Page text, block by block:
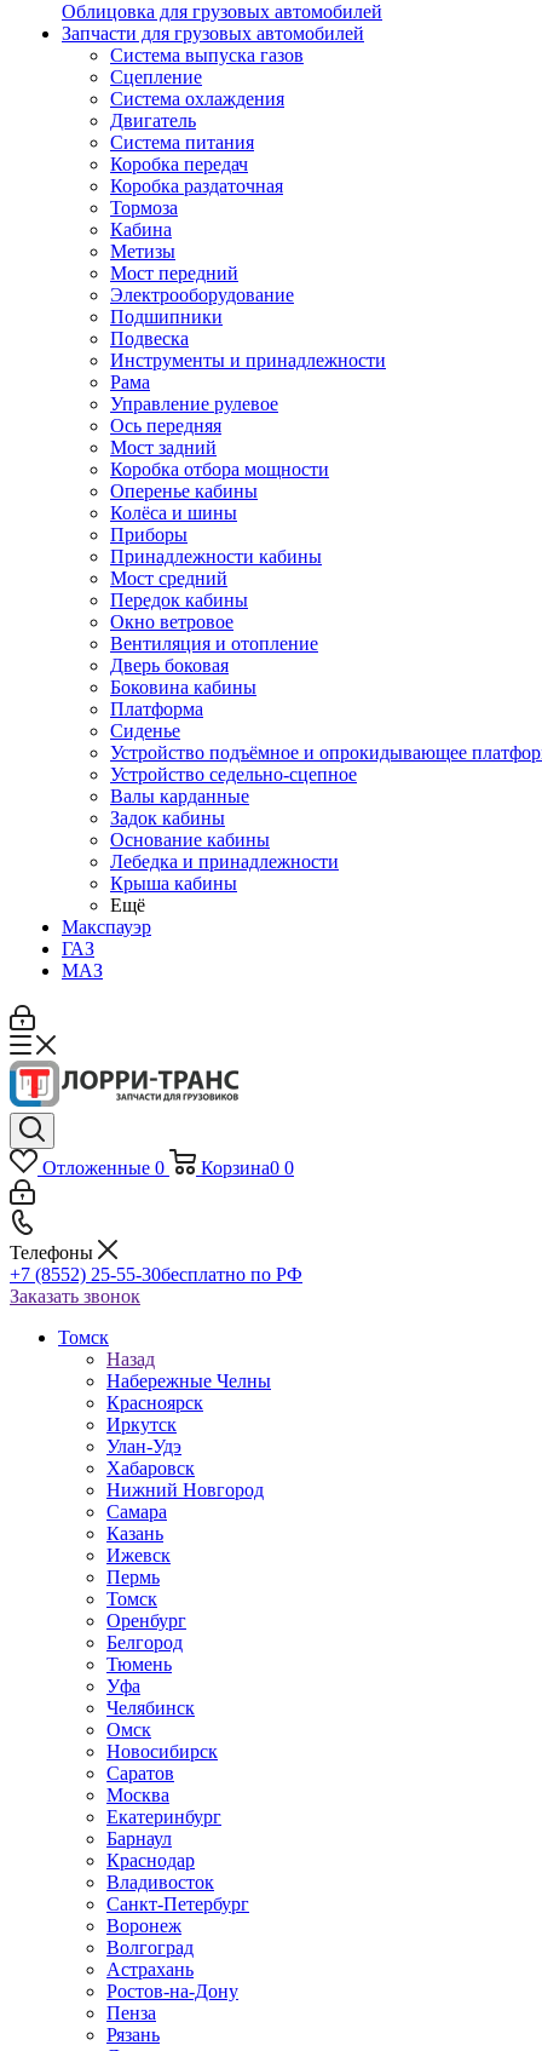
Облицовка для грузовых автомобилей
Запчасти для грузовых автомобилей
Система выпуска газов
Сцепление
Система охлаждения
Двигатель
Система питания
Коробка передач
Коробка раздаточная
Тормоза
Кабина
Метизы
Мост передний
Электрооборудование
Подшипники
Подвеска
Инструменты и принадлежности
Рама
Управление рулевое
Ось передняя
Мост задний
Коробка отбора мощности
Оперенье кабины
Колёса и шины
Приборы
Принадлежности кабины
Мост средний
Передок кабины
Окно ветровое
Вентиляция и отопление
Дверь боковая
Боковина кабины
Платформа
Сиденье
Устройство подъёмное и опрокидывающее
Устройство седельно-сцепное
Валы карданные
Задок кабины
Основание кабины
Лебедка и принадлежности
Крыша кабины
Ещё
Макспауэр
ГАЗ
МАЗ
Отложенные 0 Корзина0 0
Телефоны
+7 (8552) 25-55-30бесплатно по РФ
Заказать звонок
Томск
Назад
Набережные Челны
Красноярск
Иркутск
Улан-Удэ
Хабаровск
Нижний Новгород
Самара
Казань
Ижевск
Пермь
Томск
Оренбург
Белгород
Тюмень
Уфа
Челябинск
Омск
Новосибирск
Саратов
Москва
Екатеринбург
Барнаул
Краснодар
Владивосток
Санкт-Петербург
Воронеж
Волгоград
Астрахань
Ростов-на-Дону
Пенза
Рязань